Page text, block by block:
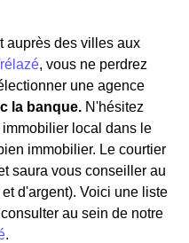
auprès des villes aux
, vous ne perdrez
une agence
la banque. N'hésitez
local dans le
immobilier. Le courtier
saura vous conseiller au
d'argent). Voici une liste
au sein de notre
.